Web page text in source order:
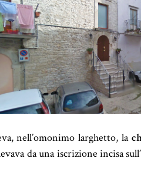
nell’omonimo larghetto, la
da una iscrizione incisa